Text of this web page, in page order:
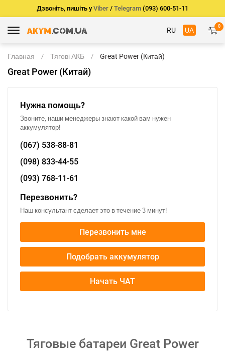
Дзвоніть, пишіть у Viber / Telegram (093) 600-51-11
RU UA 0
Главная Тягові АКБ Great Power (Китай)
Great Power (Китай)
Нужна помощь?
Звоните, наши менеджеры знают какой вам нужен
аккумулятор!
(067) 538-88-81
(098) 833-44-55
(093) 768-11-61
Перезвонить?
Наш консультант сделает это в течение 3 минут!
Перезвонить мне
Подобрать аккумулятор
Начать ЧАТ
Тяговые батареи Great Power